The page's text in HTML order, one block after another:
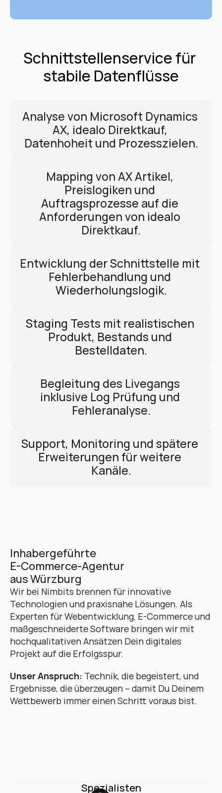
Schnittstellenservice für
stabile Datenflüsse
Analyse von Microsoft Dynamics
AX, idealo Direktkauf,
Datenhoheit und Prozesszielen.
Mapping von AX Artikel,
Preislogiken und
Auftragsprozesse auf die
Anforderungen von idealo
Direktkauf.
Entwicklung der Schnittstelle mit
Fehlerbehandlung und
Wiederholungslogik.
Staging Tests mit realistischen
Produkt, Bestands und
Bestelldaten.
Begleitung des Livegangs
inklusive Log Prüfung und
Fehleranalyse.
Support, Monitoring und spätere
Erweiterungen für weitere
Kanäle.
Inhabergeführte
E-Commerce-Agentur
aus Würzburg
Wir bei Nimbits brennen für innovative
Technologien und praxisnahe Lösungen. Als
Experten für Webentwicklung, E-Commerce und
maßgeschneiderte Software bringen wir mit
hochqualitativen Ansätzen Dein digitales
Projekt auf die Erfolgsspur.
Unser Anspruch: Technik, die begeistert, und
Ergebnisse, die überzeugen – damit Du Deinem
Wettbewerb immer einen Schritt voraus bist.
Spezialisten